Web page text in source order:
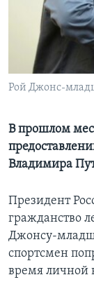
Learning English
СОЦИАЛЬНЫЕ СЕТИ
Языки
Рой Джонс-
В прошлом
Владимира
Президент
гражданство
Джонсу-
спортсмен
время личной